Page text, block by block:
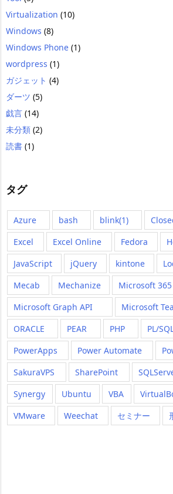
Virtualization (10)
Windows (8)
Windows Phone (1)
wordpress (1)
ガジェット (4)
ダーツ (5)
戯言 (14)
未分類 (2)
読書 (1)
タグ
Azure bash blink(1)
Excel
Excel Online Fedora
JavaScript
jQuery kintone
Mecab
Mechanize Microsoft 365
Microsoft Graph API
Microsoft
ORACLE
PEAR PHP PL/
PowerApps
Power Automate
SakuraVPS
SharePoint
Synergy
Ubuntu VBA
VMware
Weechat セミナー